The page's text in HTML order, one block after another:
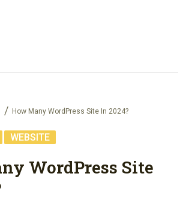
How Many WordPress Site In 2024?
WEBSITE
WordPress Site